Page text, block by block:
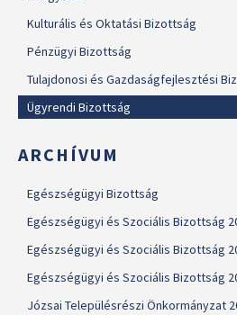
Kulturális és Oktatási Bizottság
Pénzügyi Bizottság
Tulajdonosi és Gazdaságfejlesztési
Ügyrendi Bizottság
ARCHÍVUM
Egészségügyi Bizottság
Egészségügyi és Szociális Bizottság
Egészségügyi és Szociális Bizottság
Egészségügyi és Szociális Bizottság
Józsai Településrészi Önkormányzat